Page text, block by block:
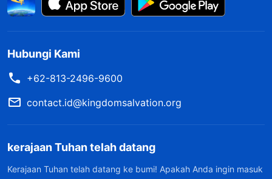
Hubungi Kami
+62-813-2496-9600
contact.id@kingdomsalvation.org
kerajaan Tuhan telah datang
Kerajaan Tuhan telah datang ke bumi! Apakah Anda ingin masuk